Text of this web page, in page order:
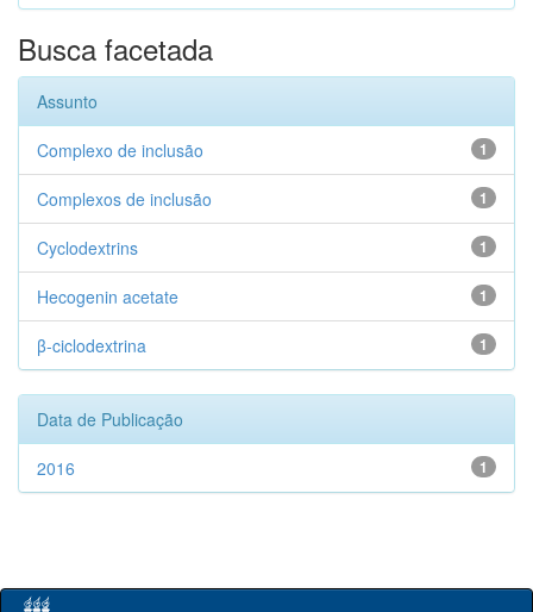
Busca facetada
Assunto
1
Complexo de inclusão
1
Complexos de inclusão
1
Cyclodextrins
1
Hecogenin acetate
1
β-ciclodextrina
Data de Publicação
1
2016